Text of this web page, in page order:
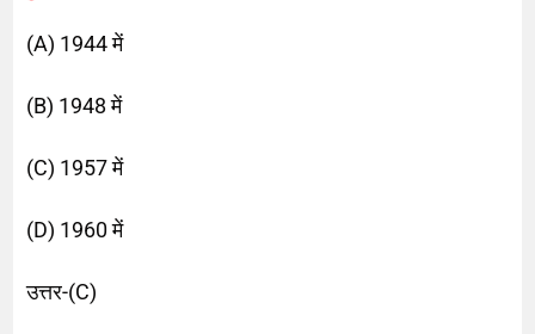
(A) 1944 में
(B) 1948 में
(C) 1957 में
(D) 1960 में
उत्तर-(C)